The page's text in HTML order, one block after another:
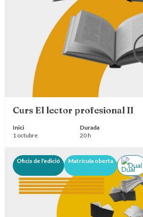
Curs El lector profesional II
Inici
1 octubre
Durada
20 h
Oficis de l'edició Matrícula oberta
Dual